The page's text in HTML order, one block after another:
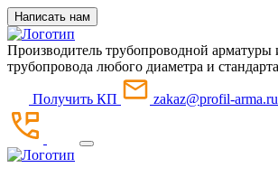
Написать нам
Производитель трубопроводной арматуры
трубопровода любого диаметра и стандарта
Получить КП zakaz@profil-arma.ru